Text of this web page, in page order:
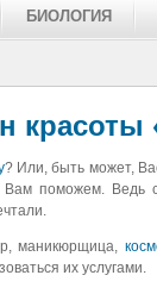
БИОЛОГИЯ
красоты
? Или, быть может,
поможем. Ведь
маникюрщица,
их услугами.